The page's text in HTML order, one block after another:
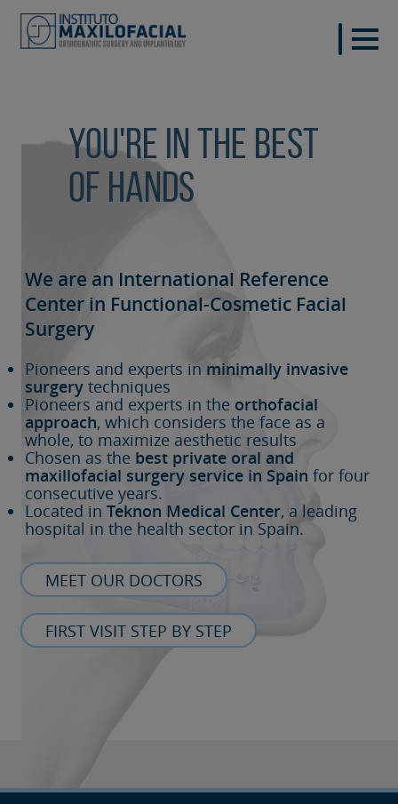
You're in the best
of hands
We are an International Reference
Center in Functional-Cosmetic Facial
Surgery
Pioneers and experts in minimally invasive
surgery techniques
Pioneers and experts in the orthofacial
approach, which considers the face as a
whole, to maximize aesthetic results
Chosen as the best private oral and
maxillofacial surgery service in Spain for four
consecutive years.
Located in Teknon Medical Center, a leading
hospital in the health sector in Spain.
MEET OUR DOCTORS
FIRST VISIT STEP BY STEP